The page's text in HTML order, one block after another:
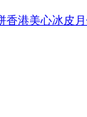
香港美心冰皮